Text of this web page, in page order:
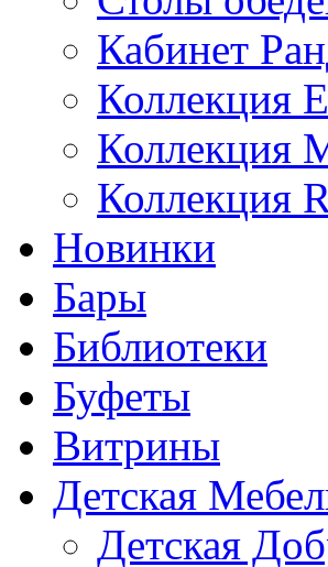
Кабинет
Коллекция
Коллекция
Коллекция
Новинки
Бары
Библиотеки
Буфеты
Витрины
Детская
Детская